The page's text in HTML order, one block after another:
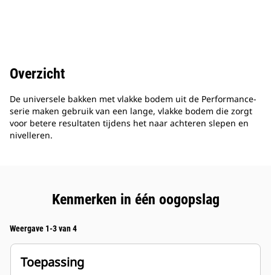
Overzicht
De universele bakken met vlakke bodem uit de Performance-
serie maken gebruik van een lange, vlakke bodem die zorgt
voor betere resultaten tijdens het naar achteren slepen en
nivelleren.
Kenmerken in één oogopslag
Weergave 1-3 van 4
Toepassing